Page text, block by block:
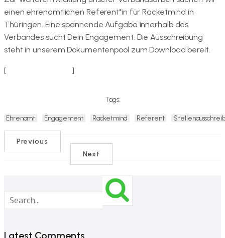
einen ehrenamtlichen Referent*in für Racketmind in
Thüringen. Eine spannende Aufgabe innerhalb des
Verbandes sucht Dein Engagement. Die Ausschreibung
steht in unserem Dokumentenpool zum Download bereit.
[zur Ausschreibung]
Tags:
Ehrenamt Engagement Racketmind Referent
Previous
Next